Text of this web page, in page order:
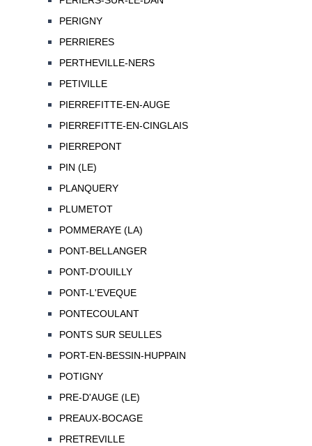
PERIGNY
PERRIERES
PERTHEVILLE-NERS
PETIVILLE
PIERREFITTE-EN-AUGE
PIERREFITTE-EN-CINGLAIS
PIERREPONT
PIN (LE)
PLANQUERY
PLUMETOT
POMMERAYE (LA)
PONT-BELLANGER
PONT-D'OUILLY
PONT-L'EVEQUE
PONTECOULANT
PONTS SUR SEULLES
PORT-EN-BESSIN-HUPPAIN
POTIGNY
PRE-D'AUGE (LE)
PREAUX-BOCAGE
PRETREVILLE